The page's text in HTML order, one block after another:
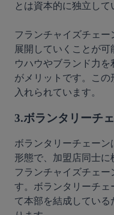
とは資本的に独立して
フランチャイズチェ
展開していくことが
ウハウやブランド力
がメリットです。こ
入れられています。
3.ボランタリーチ
ボランタリーチェー
形態で、加盟店同士
フランチャイズチェ
す。ボランタリーチ
て本部を結成してい